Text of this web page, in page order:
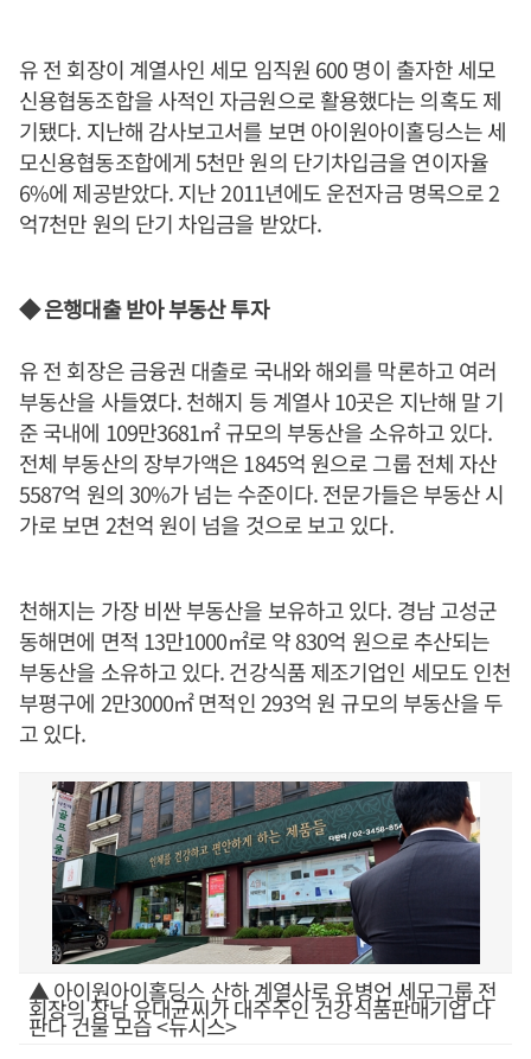
유 전 회장이 계열사인 세모 임직원 600 명이 출자한 세모
신용협동조합을 사적인 자금원으로 활용했다는 의혹도 제
기됐다. 지난해 감사보고서를 보면 아이원아이홀딩스는 세
모신용협동조합에게 5천만 원의 단기차입금을 연이자율
6%에 제공받았다. 지난 2011년에도 운전자금 명목으로 2
억7천만 원의 단기 차입금을 받았다.
◆ 은행대출 받아 부동산 투자
유 전 회장은 금융권 대출로 국내와 해외를 막론하고 여러
부동산을 사들였다. 천해지 등 계열사 10곳은 지난해 말 기
준 국내에 109만3681㎡ 규모의 부동산을 소유하고 있다.
전체 부동산의 장부가액은 1845억 원으로 그룹 전체 자산
5587억 원의 30%가 넘는 수준이다. 전문가들은 부동산 시
가로 보면 2천억 원이 넘을 것으로 보고 있다.
천해지는 가장 비싼 부동산을 보유하고 있다. 경남 고성군
동해면에 면적 13만1000㎡로 약 830억 원으로 추산되는
부동산을 소유하고 있다. 건강식품 제조기업인 세모도 인천
부평구에 2만3000㎡ 면적인 293억 원 규모의 부동산을 두
고 있다.
▲ 아이원아이홀딩스 산하 계열사로 유병언 세모그룹 전
회장의 장남 유대균씨가 대주주인 건강식품판매기업 다
판다 건물 모습 <뉴시스>